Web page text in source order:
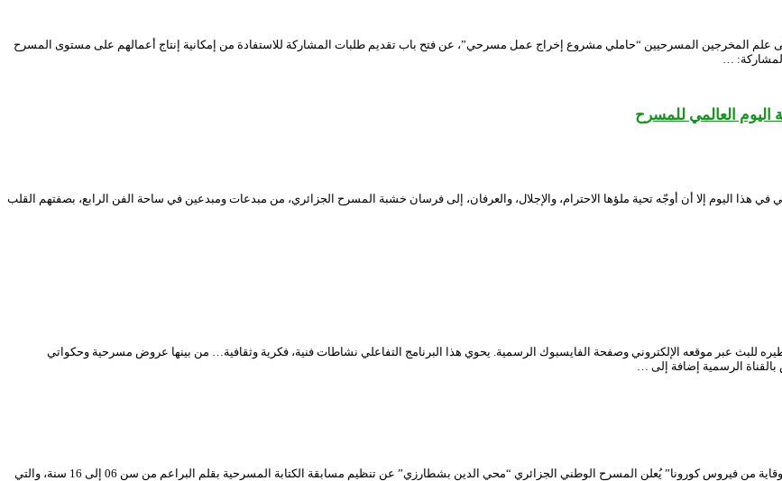
إلى علم المخرجين المسرحيين “حاملي مشروع إخراج عمل مسرحي”، عن فتح باب تقديم طلبات المشاركة للاستفادة من إمكانية إنتاج أعمالهم على مستوى المسرح
…
اليوم العالمي للمسرح
للاحتفال باليوم العالمي للمسرح المصادف لـ 27 مارس 2020، فلا يفوتني في هذا اليوم إلا أن أوجّه تحية ملؤها الاحترام، والإجلال، والعرفان، إلى فرسان خشبة المسرح الجزائري، من مبدعات ومبدعين في ساحة الفن الرابع، بصفتهم القلب
للبث عبر موقعه الإلكتروني وصفحة الفايسبوك الرسمية. يحوي هذا البرنامج التفاعلي نشاطات فنية، فكرية وثقافية… من بينها عروض مسرحية وحكواتي
إعلان عن مسابقة في الكتابة المسرحية بقلم البراعم من 06 إلى 16 سنة حول موضوع “الوقاية من فيروس كورونا” يُعلن المسرح الوطني الجزائري “محي الدين بشطارزي” عن تنظيم مسابقة الكتابة المسرحية بقلم البراعم من سن 06 إلى 16 سنة، والتي